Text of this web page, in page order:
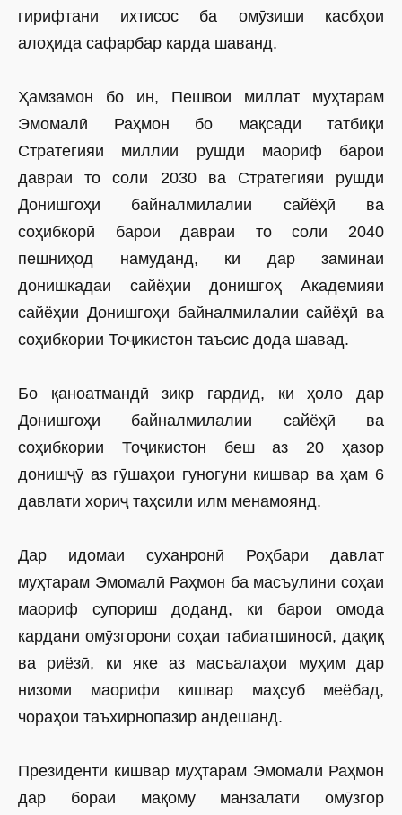
гирифтани ихтисос ба омӯзиши касбҳои
алоҳида сафарбар карда шаванд.
Ҳамзамон бо ин, Пешвои миллат муҳтарам
Эмомалӣ Раҳмон бо мақсади татбиқи
Стратегияи миллии рушди маориф барои
давраи то соли 2030 ва Стратегияи рушди
Донишгоҳи байналмилалии сайёҳӣ ва
соҳибкорӣ барои давраи то соли 2040
пешниҳод намуданд, ки дар заминаи
донишкадаи сайёҳии донишгоҳ Академияи
сайёҳии Донишгоҳи байналмилалии сайёҳӣ ва
соҳибкории Тоҷикистон таъсис дода шавад.
Бо қаноатмандӣ зикр гардид, ки ҳоло дар
Донишгоҳи байналмилалии сайёҳӣ ва
соҳибкории Тоҷикистон беш аз 20 ҳазор
донишҷӯ аз гӯшаҳои гуногуни кишвар ва ҳам 6
давлати хориҷ таҳсили илм менамоянд.
Дар идомаи суханронӣ Роҳбари давлат
муҳтарам Эмомалӣ Раҳмон ба масъулини соҳаи
маориф супориш доданд, ки барои омода
кардани омӯзгорони соҳаи табиатшиносӣ, дақиқ
ва риёзӣ, ки яке аз масъалаҳои муҳим дар
низоми маорифи кишвар маҳсуб меёбад,
чораҳои таъхирнопазир андешанд.
Президенти кишвар муҳтарам Эмомалӣ Раҳмон
дар бораи мақому манзалати омӯзгор